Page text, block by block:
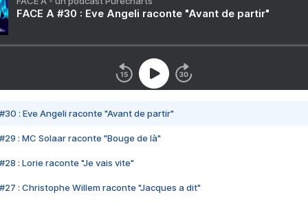
FACE A #30 : Eve Angeli raconte "Avant de partir"
#30 : Eve Angeli raconte "Avant de partir"
#29 : MC Solaar raconte "Bouge de là"
#28 : Lorie raconte "Je vais vite"
#27 : Christophe Willem raconte "Jacques a dit"